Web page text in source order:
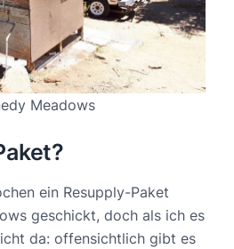
Meadows
ein Resupply-Paket
geschickt, doch als ich es
da: offensichtlich gibt es